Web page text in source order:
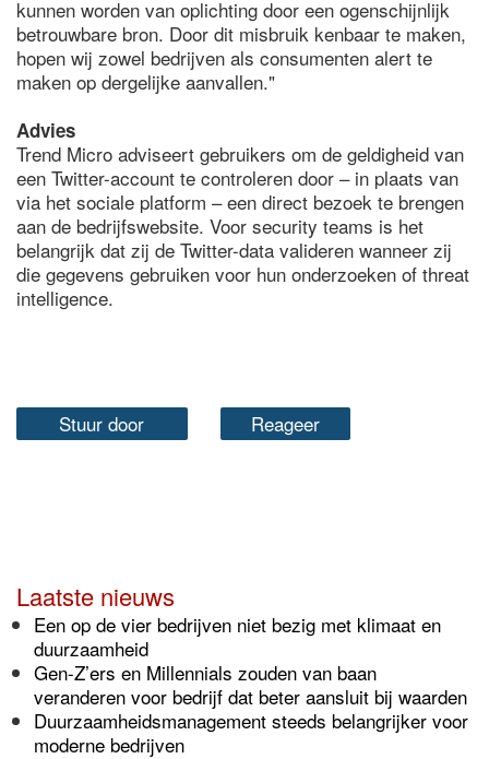
kunnen worden van oplichting door een ogenschijnlijk
betrouwbare bron. Door dit misbruik kenbaar te maken,
hopen wij zowel bedrijven als consumenten alert te
maken op dergelijke aanvallen."
Advies
Trend Micro adviseert gebruikers om de geldigheid van
een Twitter-account te controleren door – in plaats van
via het sociale platform – een direct bezoek te brengen
aan de bedrijfswebsite. Voor security teams is het
belangrijk dat zij de Twitter-data valideren wanneer zij
die gegevens gebruiken voor hun onderzoeken of threat
intelligence.
Stuur door Reageer
Laatste nieuws
Een op de vier bedrijven niet bezig met klimaat en
duurzaamheid
Gen-Z’ers en Millennials zouden van baan
veranderen voor bedrijf dat beter aansluit bij waarden
Duurzaamheidsmanagement steeds belangrijker voor
moderne bedrijven